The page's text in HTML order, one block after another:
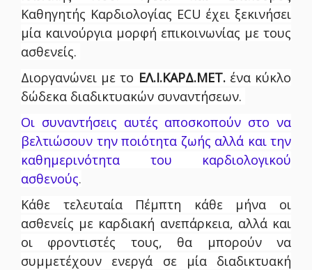
Καθηγητής Καρδιολογίας ECU έχει ξεκινήσει
μία καινούργια μορφή επικοινωνίας με τους
ασθενείς.
Διοργανώνει με το ΕΛ.Ι.ΚΑΡΔ.ΜΕΤ.ένα κύκλο
δώδεκα διαδικτυακών συναντήσεων.
Οι συναντήσεις αυτές αποσκοπούν στο να
βελτιώσουν την ποιότητα ζωής αλλά και την
καθημερινότητα του καρδιολογικού
ασθενούς.
Κάθε τελευταία Πέμπτη κάθε μήνα οι
ασθενείς με καρδιακή ανεπάρκεια, αλλά και
οι φροντιστές τους, θα μπορούν να
συμμετέχουν ενεργά σε μία διαδικτυακή